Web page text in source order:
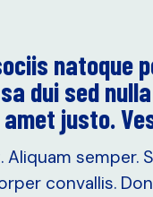
natoque
dui sed
justo.
Aliquam semper.
convallis.